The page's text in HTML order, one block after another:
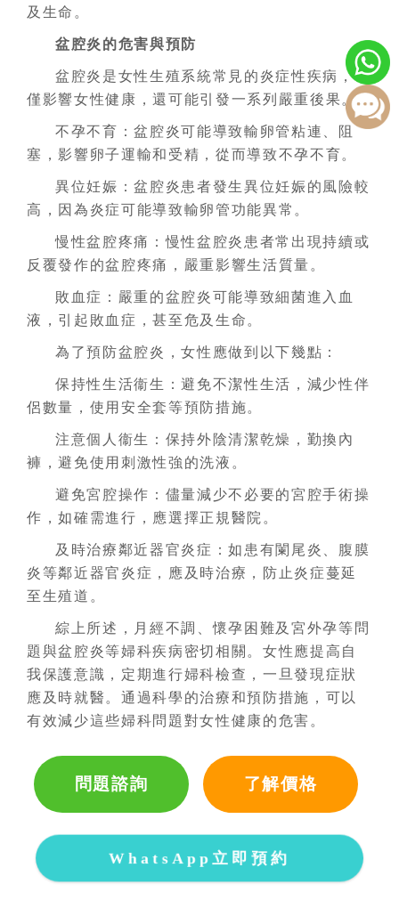
及生命。
盆腔炎的危害與預防
盆腔炎是女性生殖系統常見的炎症性疾病，不
僅影響女性健康，還可能引發一系列嚴重後果。
不孕不育：盆腔炎可能導致輸卵管粘連、阻
塞，影響卵子運輸和受精，從而導致不孕不育。
異位妊娠：盆腔炎患者發生異位妊娠的風險較
高，因為炎症可能導致輸卵管功能異常。
慢性盆腔疼痛：慢性盆腔炎患者常出現持續或
反覆發作的盆腔疼痛，嚴重影響生活質量。
敗血症：嚴重的盆腔炎可能導致細菌進入血
液，引起敗血症，甚至危及生命。
為了預防盆腔炎，女性應做到以下幾點：
保持性生活衞生：避免不潔性生活，減少性伴
侶數量，使用安全套等預防措施。
注意個人衞生：保持外陰清潔乾燥，勤換內
褲，避免使用刺激性強的洗液。
避免宮腔操作：儘量減少不必要的宮腔手術操
作，如確需進行，應選擇正規醫院。
及時治療鄰近器官炎症：如患有闌尾炎、腹膜
炎等鄰近器官炎症，應及時治療，防止炎症蔓延
至生殖道。
綜上所述，月經不調、懷孕困難及宮外孕等問
題與盆腔炎等婦科疾病密切相關。女性應提高自
我保護意識，定期進行婦科檢查，一旦發現症狀
應及時就醫。通過科學的治療和預防措施，可以
有效減少這些婦科問題對女性健康的危害。
問題諮詢 了解價格
WhatsApp立即預約